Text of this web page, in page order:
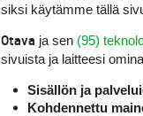
siksi käytämme tällä
Otava ja sen (95)
sivuista ja laitteesi
Sisällön ja
Kohdennettu